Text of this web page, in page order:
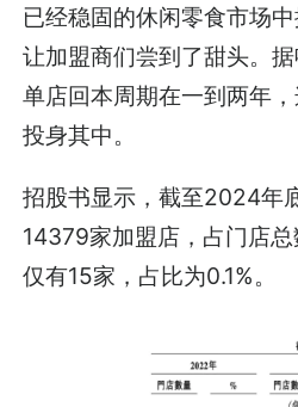
已经稳固的休闲零食市场
让加盟商们尝到了甜头。
单店回本周期在一到两年
投身其中。
招股书显示，截至2024年
14379家加盟店，占门店
仅有15家，占比为0.1%。